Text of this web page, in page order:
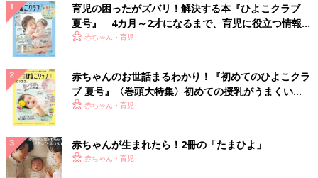
育児の困ったがズバリ！解決する本『ひよこクラブ
夏号』 4カ月～2才になるまで、育児に役立つ情報が
いっぱい！
赤ちゃん・育児
赤ちゃんのお世話まるわかり！『初めてのひよこクラ
ブ 夏号』〈巻頭大特集〉初めての授乳がうまくい
く！ おっぱい・ミルクの基本と夏のトラブル 解決テ
赤ちゃん・育児
赤ちゃんが生まれたら！2冊の「たまひよ」
赤ちゃん・育児